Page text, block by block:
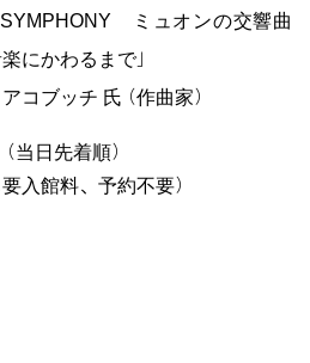
SYMPHONY ミュオンの交響曲
にかわるまで」
ブッチ 氏（作曲家）
当日先着順）
入館料、予約不要）